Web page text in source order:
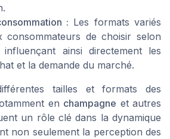
: Les formats variés
consommateurs de choisir selon
influençant ainsi directement les
et la demande du marché.
tailles et formats des
en champagne et autres
un rôle clé dans la dynamique
non seulement la perception des